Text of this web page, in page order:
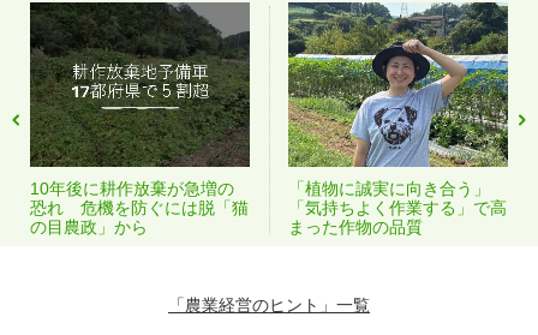
10年後に耕作放棄が急増の
恐れ 危機を防ぐには脱「猫
の目農政」から
「植物に誠実に向き合う」
「気持ちよく作業する」で高
まった作物の品質
「農業経営のヒント」